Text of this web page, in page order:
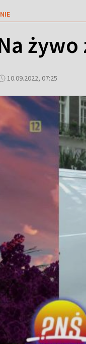
10.09.2022, 07:25